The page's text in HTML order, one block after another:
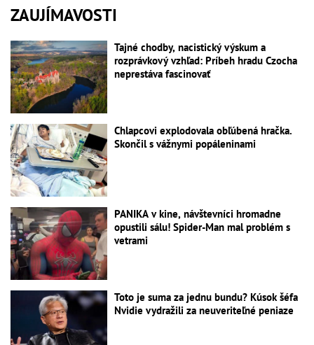
ZAUJÍMAVOSTI
Tajné chodby, nacistický výskum a
rozprávkový vzhľad: Príbeh hradu Czocha
neprestáva fascinovať
Chlapcovi explodovala obľúbená hračka.
Skončil s vážnymi popáleninami
PANIKA v kine, návštevníci hromadne
opustili sálu! Spider-Man mal problém s
vetrami
Toto je suma za jednu bundu? Kúsok šéfa
Nvidie vydražili za neuveriteľné peniaze